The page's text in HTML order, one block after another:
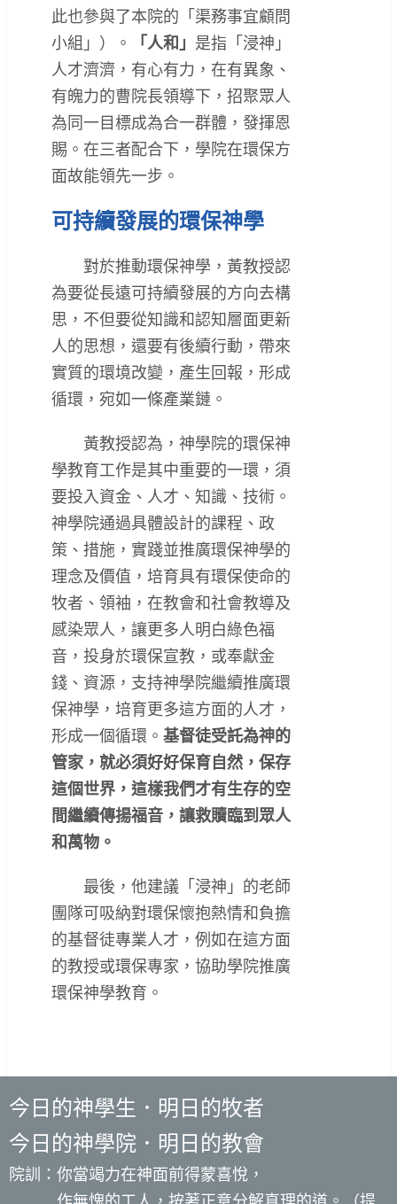
此也參與了本院的「渠務事宜顧問
小組」）。
「人和」 是指「浸神」
人才濟濟，有心有力，在有異象、
有魄力的曹院長領導下，招聚眾人
為同一目標成為合一群體，發揮恩
賜。在三者配合下，學院在環保方
面故能領先一步。
可持續發展的環保神學
對於推動環保神學，黃教授認
為要從長遠可持續發展的方向去構
思，不但要從知識和認知層面更新
人的思想，還要有後續行動，帶來
實質的環境改變，產生回報，形成
循環，宛如一條產業鏈。
黃教授認為，神學院的環保神
學教育工作是其中重要的一環，須
要投入資金、人才、知識、技術。
神學院通過具體設計的課程、政
策、措施，實踐並推廣環保神學的
理念及價值，培育具有環保使命的
牧者、領袖，在教會和社會教導及
感染眾人，讓更多人明白綠色福
音，投身於環保宣教，或奉獻金
錢、資源，支持神學院繼續推廣環
保神學，培育更多這方面的人才，
形成一個循環。 基督徒受託為神的
管家，就必須好好保育自然，保存
這個世界，這樣我們才有生存的空
間繼續傳揚福音，讓救贖臨到眾人
和萬物。
最後，他建議「浸神」的老師
團隊可吸納對環保懷抱熱情和負擔
的基督徒專業人才，例如在這方面
的教授或環保專家，協助學院推廣
環保神學教育。
今日的神學生．明日的牧者
今日的神學院．明日的教會
院訓：你當竭力在神面前得蒙喜悅，